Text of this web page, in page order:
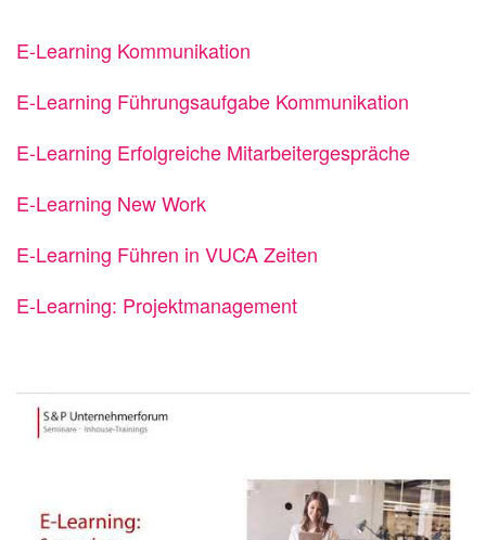
E-Learning Kommunikation
E-Learning Führungsaufgabe Kommunikation
E-Learning Erfolgreiche Mitarbeitergespräche
E-Learning New Work
E-Learning Führen in VUCA Zeiten
E-Learning: Projektmanagement